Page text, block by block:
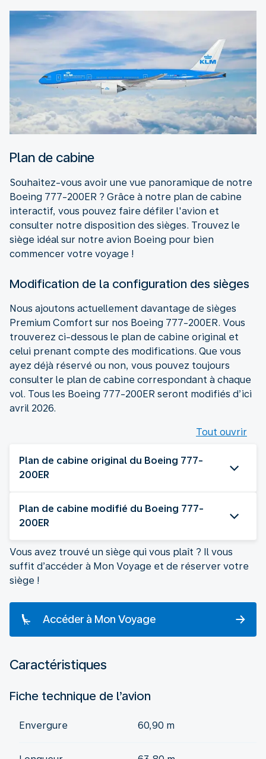
Plan de cabine
Souhaitez-vous avoir une vue panoramique de notre
Boeing 777-200ER ? Grâce à notre plan de cabine
interactif, vous pouvez faire défiler l'avion et
consulter notre disposition des sièges. Trouvez le
siège idéal sur notre avion Boeing pour bien
commencer votre voyage !
Modification de la configuration des sièges
Nous ajoutons actuellement davantage de sièges
Premium Comfort sur nos Boeing 777-200ER. Vous
trouverez ci-dessous le plan de cabine original et
celui prenant compte des modifications. Que vous
ayez déjà réservé ou non, vous pouvez toujours
consulter le plan de cabine correspondant à chaque
vol. Tous les Boeing 777-200ER seront modifiés d’ici
avril 2026.
Tout ouvrir
Plan de cabine original du Boeing 777-
200ER
Plan de cabine modifié du Boeing 777-
200ER
Vous avez trouvé un siège qui vous plaît ? Il vous
suffit d’accéder à Mon Voyage et de réserver votre
siège !
Accéder à Mon Voyage
Caractéristiques
Fiche technique de l’avion
Envergure 60,90 m